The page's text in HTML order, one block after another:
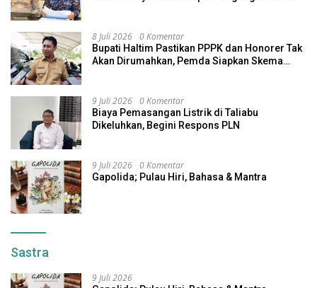
8 Juli 2026 0 Komentar
Bupati Haltim Pastikan PPPK dan Honorer Tak
Akan Dirumahkan, Pemda Siapkan Skema
9 Juli 2026 0 Komentar
Biaya Pemasangan Listrik di Taliabu
Dikeluhkan, Begini Respons PLN
9 Juli 2026 0 Komentar
Gapolida; Pulau Hiri, Bahasa & Mantra
Sastra
9 Juli 2026